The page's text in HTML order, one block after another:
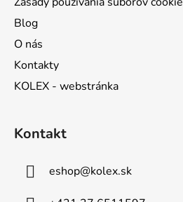
Blog
O nás
Kontakty
KOLEX - webstránka
Kontakt
eshop@kolex.sk